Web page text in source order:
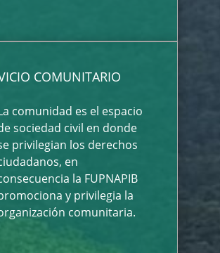
COMUNITARIO
comunidad es el espacio
sociedad civil en donde
privilegian los derechos
en
la FUPNAPIB
y privilegia la
comunitaria.